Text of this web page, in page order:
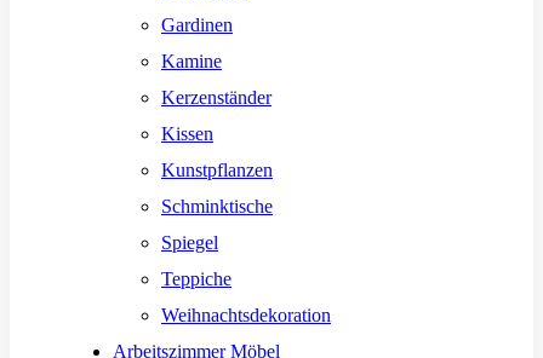
Gardinen
Kamine
Kerzenständer
Kissen
Kunstpflanzen
Schminktische
Spiegel
Teppiche
Weihnachtsdekoration
Arbeitszimmer Möbel